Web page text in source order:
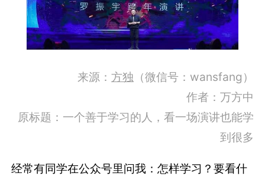
来源： 方独 （微信号：wansfang）
作者：万方中
原标题：一个善于学习的人，看一场演讲也能学
到很多
经常有同学在公众号里问我：怎样学习？要看什